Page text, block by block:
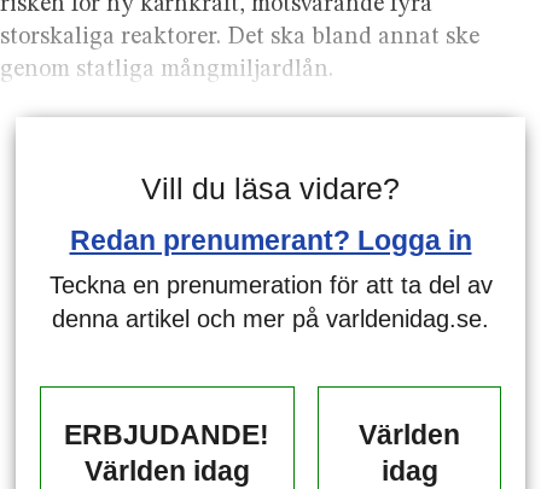
storskaliga reaktorer. Det ska bland annat ske
genom statliga mång­miljardlån.
Vill du läsa vidare?
Redan prenumerant? Logga in
Teckna en prenumeration för att ta del av
denna artikel och mer på varldenidag.se.
ERBJUDANDE!
Världen idag
Världen
idag